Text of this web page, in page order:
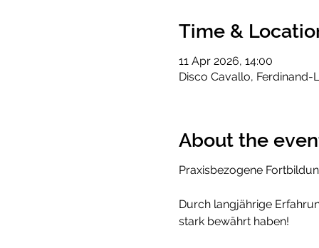
Time &
11 Apr 2026, 14:00
Disco Cavallo,
About the
Praxisbezogene
Durch langjährige
stark bewährt haben!